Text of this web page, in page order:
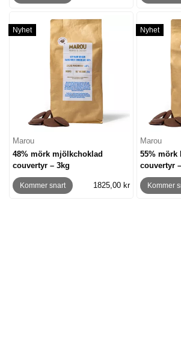
Nyhet
Marou
48% mörk mjölkchoklad
couvertyr – 3kg
Kommer snart 1825,00 kr
Nyhet
Marou
55% mörk
couvertyr
Kommer